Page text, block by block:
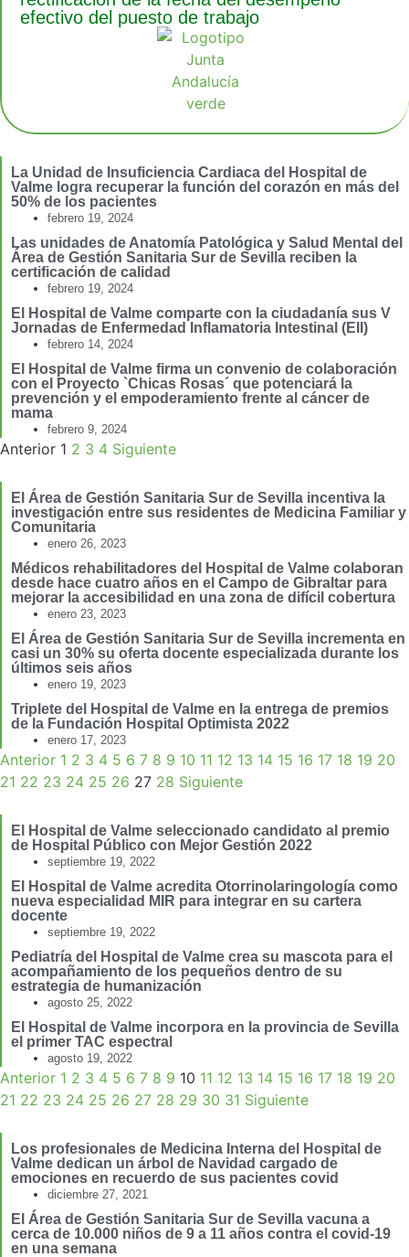
efectivo del puesto de trabajo
La Unidad de Insuficiencia Cardiaca del Hospital de
Valme logra recuperar la función del corazón en más del
50% de los pacientes
febrero 19, 2024
Las unidades de Anatomía Patológica y Salud Mental del
Área de Gestión Sanitaria Sur de Sevilla reciben la
certificación de calidad
febrero 19, 2024
El Hospital de Valme comparte con la ciudadanía sus V
Jornadas de Enfermedad Inflamatoria Intestinal (EII)
febrero 14, 2024
El Hospital de Valme firma un convenio de colaboración
con el Proyecto `Chicas Rosas´ que potenciará la
prevención y el empoderamiento frente al cáncer de
mama
febrero 9, 2024
Anterior 1 2 3 4 Siguiente
El Área de Gestión Sanitaria Sur de Sevilla incentiva la
investigación entre sus residentes de Medicina Familiar y
Comunitaria
enero 26, 2023
Médicos rehabilitadores del Hospital de Valme colaboran
desde hace cuatro años en el Campo de Gibraltar para
mejorar la accesibilidad en una zona de difícil cobertura
enero 23, 2023
El Área de Gestión Sanitaria Sur de Sevilla incrementa en
casi un 30% su oferta docente especializada durante los
últimos seis años
enero 19, 2023
Triplete del Hospital de Valme en la entrega de premios
de la Fundación Hospital Optimista 2022
enero 17, 2023
Anterior 1 2 3 4 5 6 7 8 9 10 11 12 13 14 15 16 17 18 19 20
21 22 23 24 25 26 27 28 Siguiente
El Hospital de Valme seleccionado candidato al premio
de Hospital Público con Mejor Gestión 2022
septiembre 19, 2022
El Hospital de Valme acredita Otorrinolaringología como
nueva especialidad MIR para integrar en su cartera
docente
septiembre 19, 2022
Pediatría del Hospital de Valme crea su mascota para el
acompañamiento de los pequeños dentro de su
estrategia de humanización
agosto 25, 2022
El Hospital de Valme incorpora en la provincia de Sevilla
el primer TAC espectral
agosto 19, 2022
Anterior 1 2 3 4 5 6 7 8 9 10 11 12 13 14 15 16 17 18 19 20
21 22 23 24 25 26 27 28 29 30 31 Siguiente
Los profesionales de Medicina Interna del Hospital de
Valme dedican un árbol de Navidad cargado de
emociones en recuerdo de sus pacientes covid
diciembre 27, 2021
El Área de Gestión Sanitaria Sur de Sevilla vacuna a
cerca de 10.000 niños de 9 a 11 años contra el covid-19
en una semana